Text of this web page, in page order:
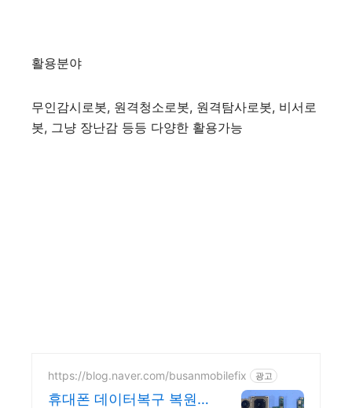
활용분야
무인감시로봇, 원격청소로봇, 원격탐사로봇, 비서로
봇, 그냥 장난감 등등 다양한 활용가능
https://blog.naver.com/busanmobilefix 광고
휴대폰 데이터복구 복원